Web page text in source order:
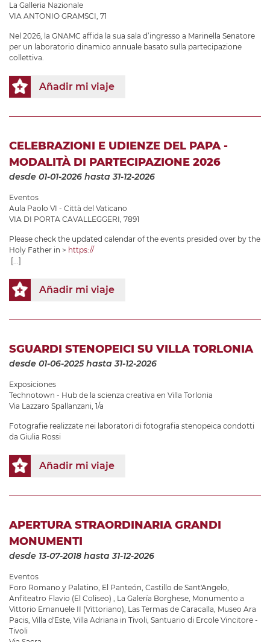
La Galleria Nazionale
VIA ANTONIO GRAMSCI, 71
Nel 2026, la GNAMC affida la sua sala d’ingresso a Marinella Senatore
per un laboratorio dinamico annuale basato sulla partecipazione
collettiva.
Añadir mi viaje
CELEBRAZIONI E UDIENZE DEL PAPA -
MODALITÀ DI PARTECIPAZIONE 2026
desde 01-01-2026 hasta 31-12-2026
Eventos
Aula Paolo VI - Città del Vaticano
VIA DI PORTA CAVALLEGGERI, 7891
Please check the updated calendar of the events presided over by the
Holy Father in > https://
[...]
Añadir mi viaje
SGUARDI STENOPEICI SU VILLA TORLONIA
desde 01-06-2025hasta 31-12-2026
Exposiciones
Technotown - Hub de la scienza creativa en Villa Torlonia
Via Lazzaro Spallanzani, 1/a
Fotografie realizzate nei laboratori di fotografia stenopeica condotti
da Giulia Rossi
Añadir mi viaje
APERTURA STRAORDINARIA GRANDI
MONUMENTI
desde 13-07-2018 hasta 31-12-2026
Eventos
Foro Romano y Palatino, El Panteón, Castillo de Sant'Angelo,
Anfiteatro Flavio (El Coliseo) , La Galería Borghese, Monumento a
Vittorio Emanuele II (Vittoriano), Las Termas de Caracalla, Museo Ara
Pacis, Villa d'Este, Villa Adriana in Tivoli, Santuario di Ercole Vincitore -
Tivoli